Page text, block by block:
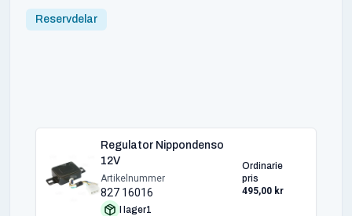
Reservdelar
Regulator Nippondenso
12V
Artikelnummer
827 16016
I lager1
Ordinarie
pris
495,00 kr